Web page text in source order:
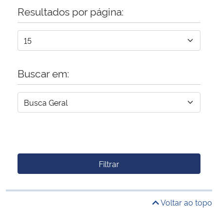
Resultados por página:
Buscar em:
Filtrar
Voltar ao topo